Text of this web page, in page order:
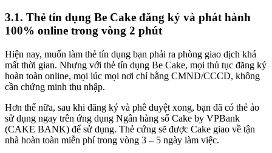
3.1. Thẻ tín dụng Be Cake đăng ký và phát hành
100% online trong vòng 2 phút
Hiện nay, muốn làm thẻ tín dụng bạn phải ra phòng giao dịch khá
mất thời gian. Nhưng với thẻ tín dụng Be Cake, mọi thủ tục đăng ký
hoàn toàn online, mọi lúc mọi nơi chỉ bằng CMND/CCCD, không
cần chứng minh thu nhập.
Hơn thế nữa, sau khi đăng ký và phê duyệt xong, bạn đã có thẻ ảo
sử dụng ngay trên ứng dụng Ngân hàng số Cake by VPBank
(CAKE BANK) để sử dụng. Thẻ cứng sẽ được Cake giao về tận
nhà hoàn toàn miễn phí trong vòng 3 – 5 ngày làm việc.